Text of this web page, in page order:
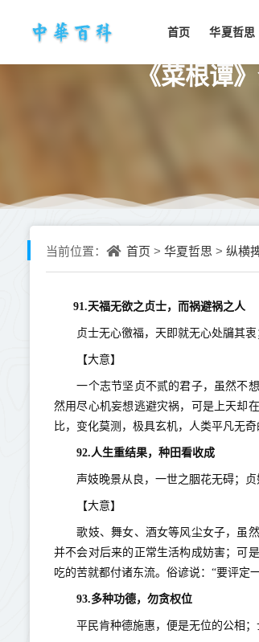
首页 华夏哲思
《菜根谭
当前位置： 首页 > 华夏哲思 > 纵横
91.天福无欲之贞士，而祸避祸之人
贞士无心徼福，天即就无心处牖其衷
【大意】
一个志节坚贞不贰的君子，虽然不想
然用尽心机妄想逃避灾祸，可是上天却
比，变化莫测，极具玄机，人类平凡无
92.人生重结果，种田看收成
声妓晚景从良，一世之胭花无碍；贞
【大意】
歌妓、舞女、酒女等风尘女子，虽然
并不会对后来的正常生活构成妨害；可
吃的苦就都付诸东流。俗谚说：“要评定
93.多种功德，勿贪权位
平民肯种德施惠，便是无位的公相；